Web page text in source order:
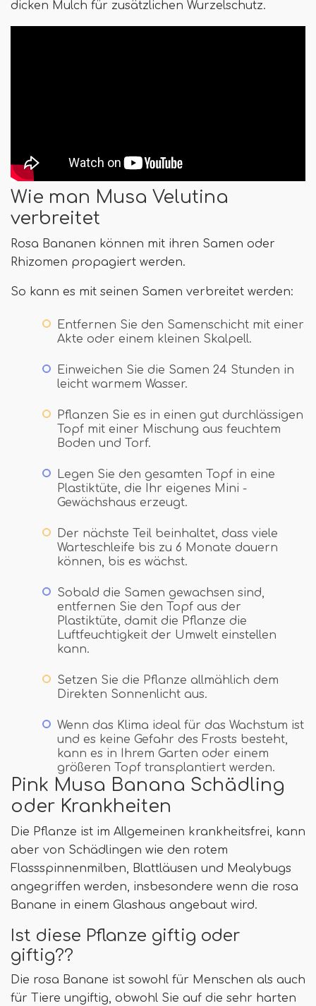
dicken Mulch für zusätzlichen Wurzelschutz.
Wie man Musa Velutina
verbreitet
Rosa Bananen können mit ihren Samen oder
Rhizomen propagiert werden.
So kann es mit seinen Samen verbreitet werden:
Entfernen Sie den Samenschicht mit einer
Akte oder einem kleinen Skalpell.
Einweichen Sie die Samen 24 Stunden in
leicht warmem Wasser.
Pflanzen Sie es in einen gut durchlässigen
Topf mit einer Mischung aus feuchtem
Boden und Torf.
Legen Sie den gesamten Topf in eine
Plastiktüte, die Ihr eigenes Mini -
Gewächshaus erzeugt.
Der nächste Teil beinhaltet, dass viele
Warteschleife bis zu 6 Monate dauern
können, bis es wächst.
Sobald die Samen gewachsen sind,
entfernen Sie den Topf aus der
Plastiktüte, damit die Pflanze die
Luftfeuchtigkeit der Umwelt einstellen
kann.
Setzen Sie die Pflanze allmählich dem
Direkten Sonnenlicht aus.
Wenn das Klima ideal für das Wachstum ist
und es keine Gefahr des Frosts besteht,
kann es in Ihrem Garten oder einem
größeren Topf transplantiert werden.
Pink Musa Banana Schädling
oder Krankheiten
Die Pflanze ist im Allgemeinen krankheitsfrei, kann
aber von Schädlingen wie den rotem
Flassspinnenmilben, Blattläusen und Mealybugs
angegriffen werden, insbesondere wenn die rosa
Banane in einem Glashaus angebaut wird.
Ist diese Pflanze giftig oder
giftig??
Die rosa Banane ist sowohl für Menschen als auch
für Tiere ungiftig, obwohl Sie auf die sehr harten